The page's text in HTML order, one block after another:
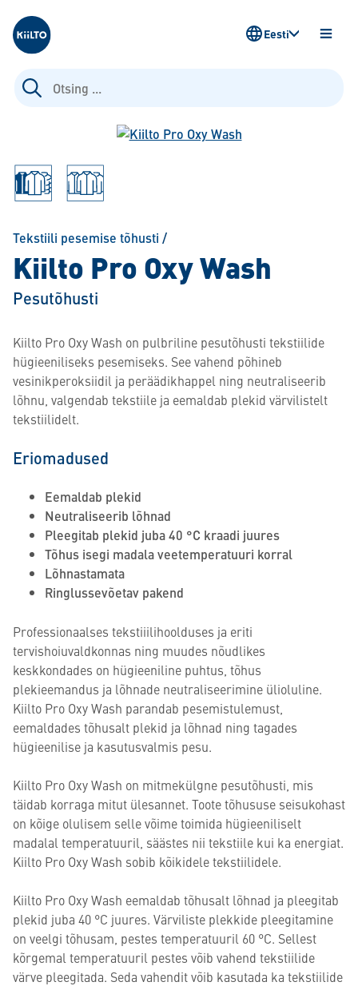
Kiilto Estonia
Otsi:
AVA
Eesti
Tekstiili pesemise tõhusti /
Kiilto Pro Oxy Wash
Pesutõhusti
Kiilto Pro Oxy Wash on pulbriline pesutõhusti tekstiilide
hügieeniliseks pesemiseks. See vahend põhineb
vesinikperoksiidil ja peräädikhappel ning neutraliseerib
lõhnu, valgendab tekstiile ja eemaldab plekid värvilistelt
tekstiilidelt.
Eriomadused
Eemaldab plekid
Neutraliseerib lõhnad
Pleegitab plekid juba 40 °C kraadi juures
Tõhus isegi madala veetemperatuuri korral
Lõhnastamata
Ringlussevõetav pakend
Professionaalses tekstiiilihoolduses ja eriti
tervishoiuvaldkonnas ning muudes nõudlikes
keskkondades on hügieeniline puhtus, tõhus
plekieemandus ja lõhnade neutraliseerimine ülioluline.
Kiilto Pro Oxy Wash parandab pesemistulemust,
eemaldades tõhusalt plekid ja lõhnad ning tagades
hügieenilise ja kasutusvalmis pesu.
Kiilto Pro Oxy Wash on mitmekülgne pesutõhusti, mis
täidab korraga mitut ülesannet. Toote tõhususe seisukohast
on kõige olulisem selle võime toimida hügieeniliselt
madalal temperatuuril, säästes nii tekstiile kui ka energiat.
Kiilto Pro Oxy Wash sobib kõikidele tekstiilidele.
Kiilto Pro Oxy Wash eemaldab tõhusalt lõhnad ja pleegitab
plekid juba 40 °C juures. Värviliste plekkide pleegitamine
on veelgi tõhusam, pestes temperatuuril 60 °C. Sellest
kõrgemal temperatuuril pestes võib vahend tekstiilide
värve pleegitada. Seda vahendit võib kasutada ka tekstiilide